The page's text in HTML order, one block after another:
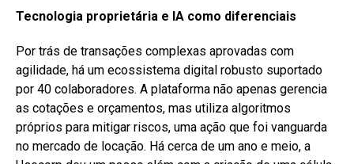
Tecnologia proprietária e IA como diferenciais
Por trás de transações complexas aprovadas com
agilidade, há um ecossistema digital robusto suportado
por 40 colaboradores. A plataforma não apenas gerencia
as cotações e orçamentos, mas utiliza algoritmos
próprios para mitigar riscos, uma ação que foi vanguarda
no mercado de locação. Há cerca de um ano e meio, a